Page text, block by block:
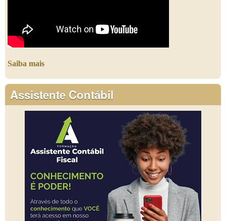
Saiba mais
Assistente Contábil